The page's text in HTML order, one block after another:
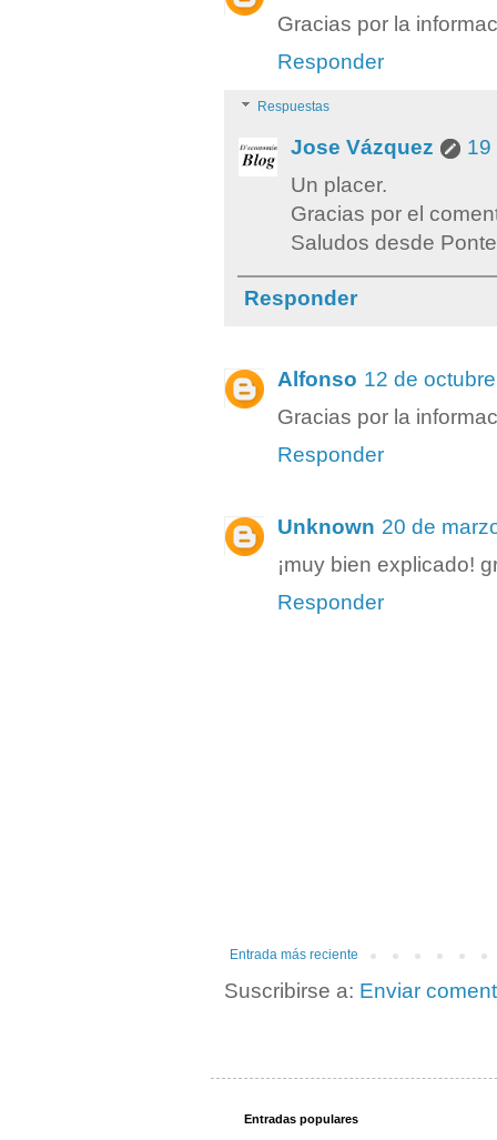
Gracias por la
Responder
Respuestas
Jose Vázquez
19
Un placer.
Gracias por el
Saludos desde
Responder
Alfonso 12 de
Gracias por la
Responder
Unknown 20 de
¡muy bien explicado!
Responder
Entrada más reciente
Suscribirse a: Enviar
Entradas populares